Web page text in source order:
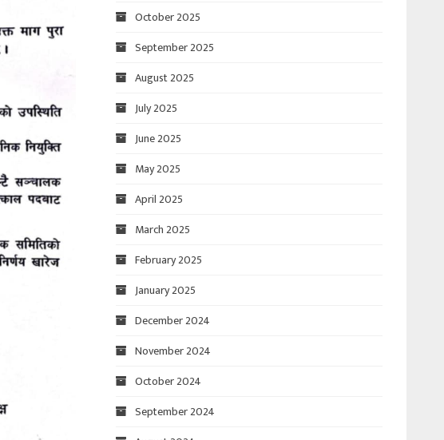
October 2025
September 2025
August 2025
July 2025
June 2025
May 2025
April 2025
March 2025
February 2025
January 2025
December 2024
November 2024
October 2024
September 2024